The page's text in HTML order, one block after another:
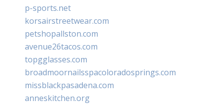
p-sports.net
korsairstreetwear.com
petshopallston.com
avenue26tacos.com
topgglasses.com
broadmoornailsspacoloradosprings.com
missblackpasadena.com
anneskitchen.org